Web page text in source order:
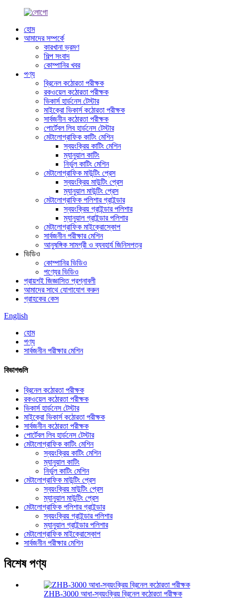
হোম
আমাদের সম্পর্কে
কারখানা ভ্রমণ
শিল্প সংবাদ
কোম্পানির খবর
পণ্য
ব্রিনেল কঠোরতা পরীক্ষক
রকওয়েল কঠোরতা পরীক্ষক
ভিকার্স হার্ডনেস টেস্টার
মাইক্রো ভিকার্স কঠোরতা পরীক্ষক
সার্বজনীন কঠোরতা পরীক্ষক
পোর্টেবল লিব হার্ডনেস টেস্টার
মেটালোগ্রাফিক কাটিং মেশিন
স্বয়ংক্রিয় কাটিং মেশিন
ম্যানুয়াল কাটিং
নির্ভুল কাটিং মেশিন
মেটালোগ্রাফিক মাউন্টিং প্রেস
স্বয়ংক্রিয় মাউন্টিং প্রেস
ম্যানুয়াল মাউন্টিং প্রেস
মেটালোগ্রাফিক পলিশার গ্রাইন্ডার
স্বয়ংক্রিয় গ্রাইন্ডার পলিশার
ম্যানুয়াল গ্রাইন্ডার পলিশার
মেটালোগ্রাফিক মাইক্রোস্কোপ
সার্বজনীন পরীক্ষার মেশিন
আনুষঙ্গিক সামগ্রী ও ব্যবহার্য জিনিসপত্র
ভিডিও
কোম্পানির ভিডিও
পণ্যের ভিডিও
প্রায়শই জিজ্ঞাসিত প্রশ্নাবলী
আমাদের সাথে যোগাযোগ করুন
গ্রাহকের কেস
English
হোম
পণ্য
সার্বজনীন পরীক্ষার মেশিন
বিভাগগুলি
ব্রিনেল কঠোরতা পরীক্ষক
রকওয়েল কঠোরতা পরীক্ষক
ভিকার্স হার্ডনেস টেস্টার
মাইক্রো ভিকার্স কঠোরতা পরীক্ষক
সার্বজনীন কঠোরতা পরীক্ষক
পোর্টেবল লিব হার্ডনেস টেস্টার
মেটালোগ্রাফিক কাটিং মেশিন
স্বয়ংক্রিয় কাটিং মেশিন
ম্যানুয়াল কাটিং
নির্ভুল কাটিং মেশিন
মেটালোগ্রাফিক মাউন্টিং প্রেস
স্বয়ংক্রিয় মাউন্টিং প্রেস
ম্যানুয়াল মাউন্টিং প্রেস
মেটালোগ্রাফিক পলিশার গ্রাইন্ডার
স্বয়ংক্রিয় গ্রাইন্ডার পলিশার
ম্যানুয়াল গ্রাইন্ডার পলিশার
মেটালোগ্রাফিক মাইক্রোস্কোপ
সার্বজনীন পরীক্ষার মেশিন
বিশেষ পণ্য
ZHB-3000 আধা-স্বয়ংক্রিয় ব্রিনেল কঠোরতা পরীক্ষক